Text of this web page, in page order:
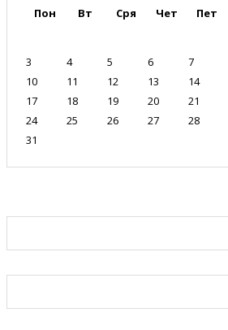
Пон Вт Сря Чет Пет
3
4 5 6 7
10
11 12 13 14
17
18 19 20 21
24
25 26 27 28
31